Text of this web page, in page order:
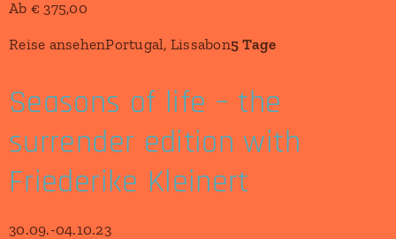
Ab € 375,00
Reise ansehenPortugal, Lissabon5 Tage
Seasons of life – the
surrender edition with
Friederike Kleinert
30.09.-04.10.23